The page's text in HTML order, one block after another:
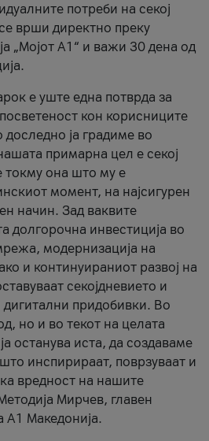
потреби на секој
врши директно преку
„Мојот А1“ и важи 30 дена од
е уште една потврда за
кон корисниците
доследно ја градиме во
примарна цел е секој
токму она што му е
момент, на најсигурен
начин. Зад ваквите
долгорочна инвестиција во
модернизација на
и континуираниот развој на
секојдневието и
дигитални придобивки. Во
но и во текот на целата
останува иста, да создаваме
инспирираат, поврзуваат и
вредност на нашите
Мирчев, главен
А1 Македонија.